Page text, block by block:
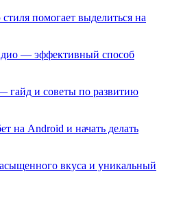
помогает выделиться на
— эффективный способ
гайд и советы по развитию
на Android и начать делать
вкуса и уникальный